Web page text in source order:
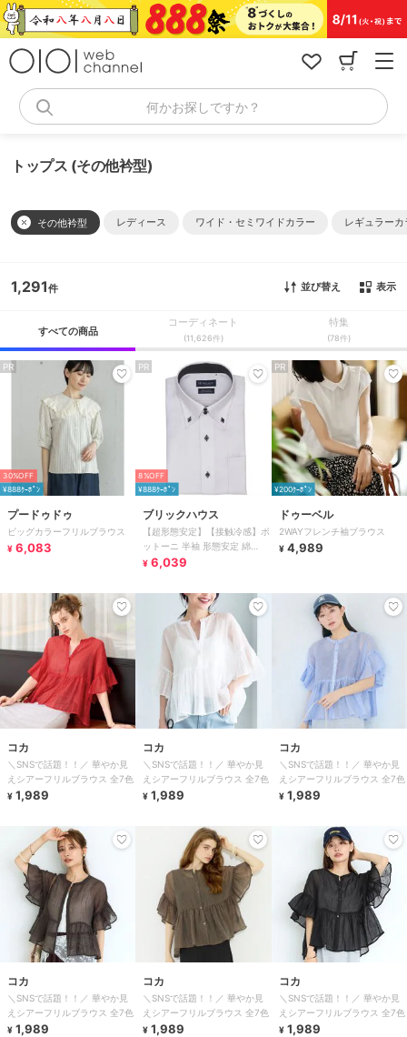
コ
ン
何かお探しですか？
トップス (その他衿型)
その他衿型 レディース ワイド・セミワイドカラー レギュラーカ
1,291 並び替え 表示
すべての商品
コーディネート
(11,626件)
特集
(78件)
PR
30%OFF
¥888ｸｰﾎﾟﾝ
プードゥドゥ
ビッグカラーフリルブラウス
¥ 6,083
PR
8%OFF
¥888ｸｰﾎﾟﾝ
ブリックハウス
【超形態安定】【接触冷感】ボ
ットーニ 半袖 形態安定 綿
100% ワイシャツ
¥ 6,039
PR
¥200ｸｰﾎﾟﾝ
ドゥーベル
2WAYフレンチ袖ブラウス
¥ 4,989
コカ
＼SNSで話題！！／ 華やか見
えシアーフリルブラウス 全7色
¥ 1,989
コカ
＼SNSで話題！！／ 華やか見
えシアーフリルブラウス 全7色
¥ 1,989
コカ
＼SNSで話題！！／ 華やか見
えシアーフリルブラウス 全7色
¥ 1,989
コカ
＼SNSで話題！！／ 華やか見
えシアーフリルブラウス 全7色
¥ 1,989
コカ
＼SNSで話題！！／ 華やか見
えシアーフリルブラウス 全7色
¥ 1,989
コカ
＼SNSで話題！！／ 華やか見
えシアーフリルブラウス 全7色
¥ 1,989